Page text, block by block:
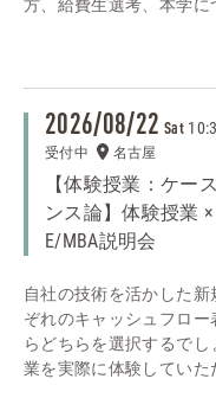
方、給費生選考、本学に
2026/08/22 Sat
受付中 名古屋
【体験授業：ケー
ンス論】体験授業
E/MBA説明会
自社の技術を活かした
ぞれのキャッシュフロ
らどちらを選択するで
業を実際に体験していた